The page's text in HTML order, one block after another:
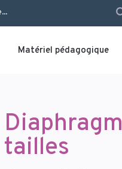
Matériel pédagogique
tailles